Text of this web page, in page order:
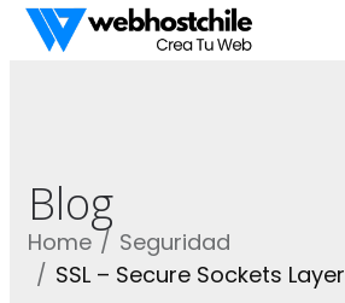
Blog
Home
Seguridad
SSL – Secure Sockets Layer